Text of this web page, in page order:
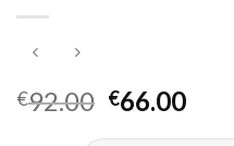
€92.00 €66.00